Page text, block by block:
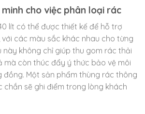
cho việc phân loại rác
lít có thể được thiết kế để hỗ trợ
các màu sắc khác nhau cho từng
này không chỉ giúp thu gom rác thải
mà còn thúc đẩy ý thức bảo vệ môi
Một sản phẩm thùng rác thông
chắn sẽ ghi điểm trong lòng khách